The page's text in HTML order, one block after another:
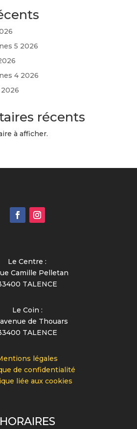
5 2026
4 2026
2026
récents
à afficher.
Le Centre :
Camille Pelletan
TALENCE
Le Coin :
avenue de Thouars
TALENCE
légales
de confidentialité
liée aux cookies
HORAIRES